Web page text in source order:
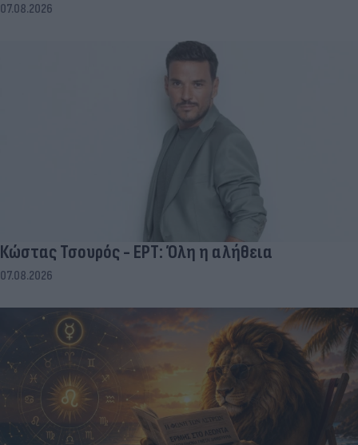
07.08.2026
Κώστας Τσουρός - ΕΡΤ: Όλη η αλήθεια
07.08.2026